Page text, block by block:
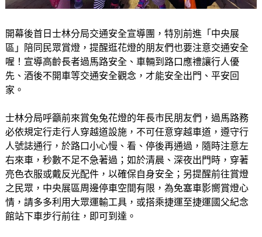
開幕後首日士林分局交通安全宣導團，特別前進「中央展
區」陪同民眾賞燈，提醒逛花燈的朋友們也要注意交通安全
喔！宣導高齡長者過馬路安全、車輛到路口應禮讓行人優
先、酒後不開車等交通安全觀念，才能安全出門、平安回
家。
士林分局呼籲前來賞兔兔花燈的年長市民朋友們，過馬路務
必依規定行走行人穿越道設施，不可任意穿越車道，遵守行
人號誌通行，於路口小心慢、看、停後再通過，隨時注意左
右來車，秒數不足不急著過；如於清晨、深夜出門時，穿著
亮色衣服或戴反光配件，以確保自身安全；另提醒前往賞燈
之民眾，中央展區周邊停車空間有限，為免塞車影嚮賞燈心
情，請多多利用大眾運輸工具，或搭乘捷運至捷運國父紀念
館站下車步行前往，即可到達。